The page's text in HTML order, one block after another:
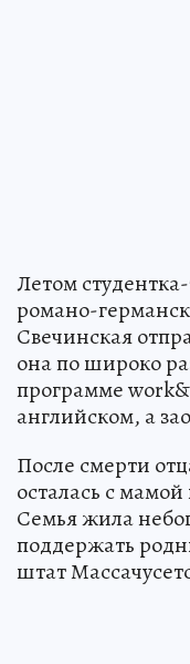
Летом
романо-
Свечинская
она по широко
программе
английском, а
После смерти
осталась с
Семья жила
поддержать
штат